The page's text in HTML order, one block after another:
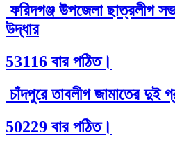
ফরিদগঞ্জ উপজেলা ছাত্রলীগ
উদ্ধার
53116 বার পঠিত।
চাঁদপুরে তাবলীগ জামাতের দুই
50229 বার পঠিত।